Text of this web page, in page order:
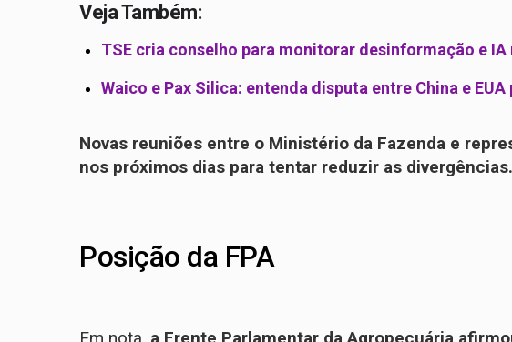
Veja Também:
TSE cria conselho para monitorar desinformação e IA
Waico e Pax Silica: entenda disputa entre China e
Novas reuniões entre o Ministério da Fazenda e
nos próximos dias para tentar reduzir as divergências.
Posição da FPA